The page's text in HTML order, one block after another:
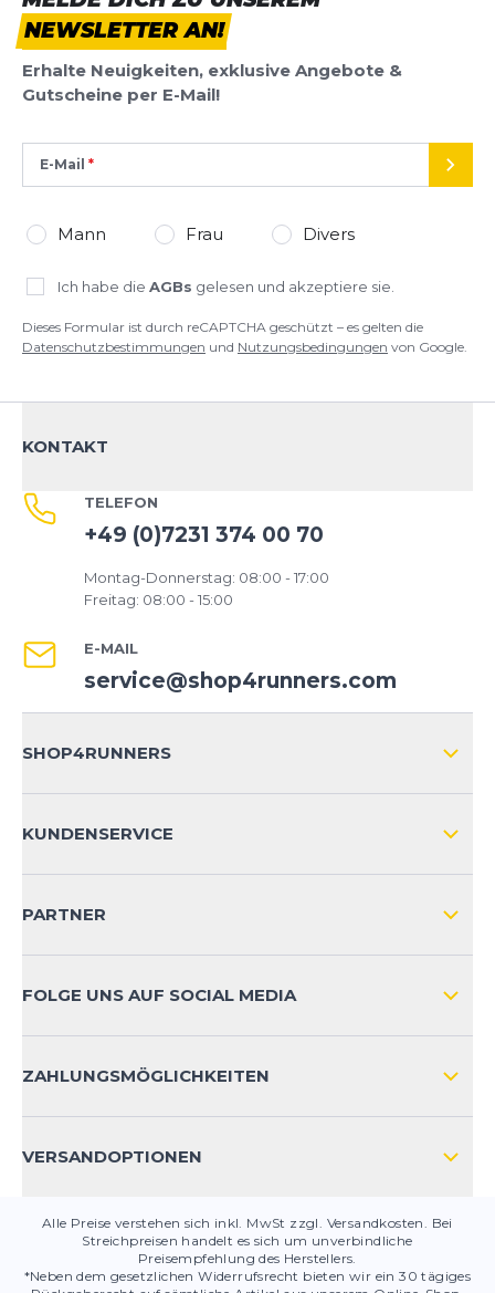
NEWSLETTER AN!
Erhalte Neuigkeiten, exklusive Angebote &
Gutscheine per E-Mail!
E-Mail
Mann Frau Divers
Ich habe die AGBs gelesen und akzeptiere sie.
Dieses Formular ist durch reCAPTCHA geschützt – es gelten die
Datenschutzbestimmungen und Nutzungsbedingungen von Google.
KONTAKT
TELEFON
+49 (0)7231 374 00 70
Montag-Donnerstag: 08:00 - 17:00
Freitag: 08:00 - 15:00
E-MAIL
service@shop4runners.com
SHOP4RUNNERS
KUNDENSERVICE
KONTAKT
PRODUKTSICHERHEIT
PARTNER
FOLGE UNS AUF SOCIAL MEDIA
ZAHLUNGSMÖGLICHKEITEN
VERSANDOPTIONEN
Alle Preise verstehen sich inkl. MwSt zzgl. Versandkosten. Bei
Streichpreisen handelt es sich um unverbindliche
Preisempfehlung des Herstellers.
*Neben dem gesetzlichen Widerrufsrecht bieten wir ein 30 tägiges